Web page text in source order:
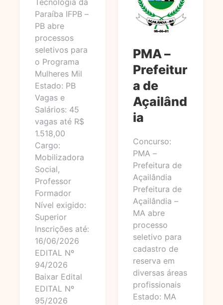
Tecnologia da
Paraíba IFPB –
PB abre
processos
seletivos para
o Programa
Mulheres Mil
Estado: PB
Vagas e
Salários: 45
vagas até R$
1.518,00
Cargo:
Mobilizadora
Social,
Professor
Formador
Nível exigido:
Superior
Inscrições até:
16/06/2026
EDITAL Nº
94/2026
Baixar Edital
EDITAL Nº
95/2026
PMA –
Prefeitur
a de
Açailând
ia
Concurso:
PMA –
Prefeitura de
Açailândia
Prefeitura de
Açailândia –
MA abre
processo
seletivo para
cadastro de
reserva em
diversas áreas
profissionais
Estado: MA